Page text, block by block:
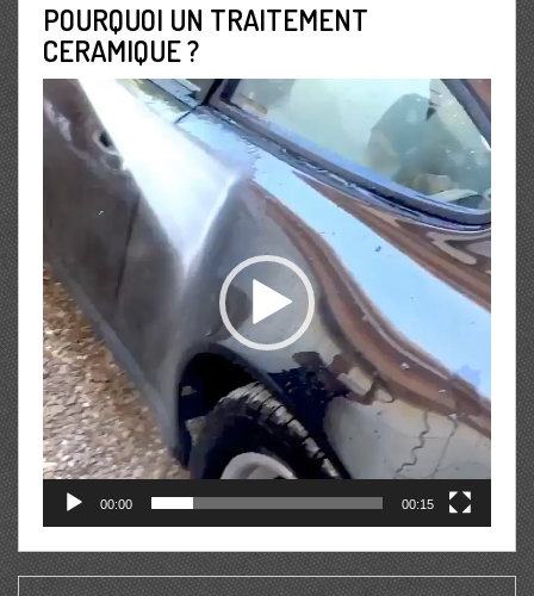
POURQUOI UN TRAITEMENT
CERAMIQUE ?
Lecteur
vidéo
00:00 00:15